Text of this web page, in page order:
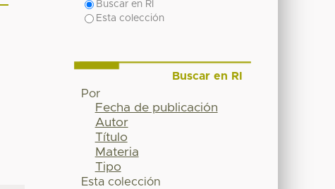
Buscar en RI
Esta colección
Buscar en RI
Por
Fecha de publicación
Autor
Título
Materia
Tipo
Esta colección